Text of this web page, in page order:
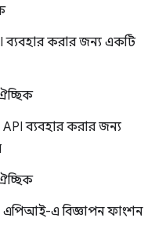
ব্যবহার করার জন্য একটি
API ব্যবহার করার জন্য
এপিআই-এ বিজ্ঞাপন ফাংশন